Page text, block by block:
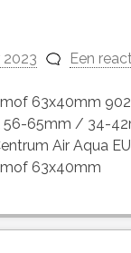
Een
63x40mm
65mm / 34-
Air Aqua
63x40mm